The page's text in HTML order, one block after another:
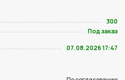
300
Под заказ
07.08.2026 17:47